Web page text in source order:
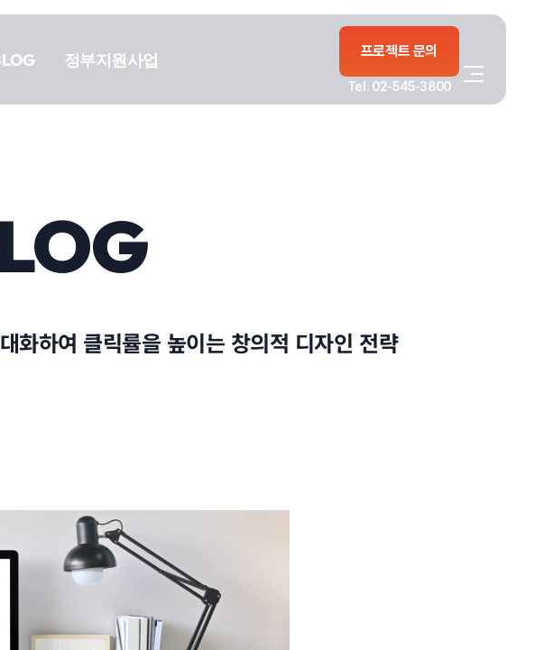
정부지원사업 프로젝트 문의
Tel. 02-545-3800
LOG
화하여 클릭률을 높이는 창의적 디자인 전략